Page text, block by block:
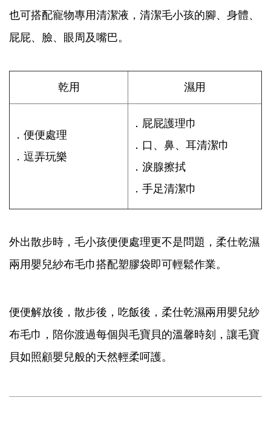
也可搭配寵物專用清潔液，清潔毛小孩的腳、身體、
屁屁、臉、眼周及嘴巴。
乾用 濕用
．便便處理
．逗弄玩樂
．屁屁護理巾
．口、鼻、耳清潔巾
．淚腺擦拭
．手足清潔巾
外出散步時，毛小孩便便處理更不是問題，柔仕乾濕
兩用嬰兒紗布毛巾搭配塑膠袋即可輕鬆作業。
便便解放後，散步後，吃飯後，柔仕乾濕兩用嬰兒紗
布毛巾，陪你渡過每個與毛寶貝的溫馨時刻，讓毛寶
貝如照顧嬰兒般的天然輕柔呵護。